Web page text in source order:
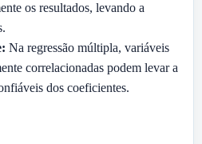
os resultados, levando a
Na regressão múltipla, variáveis
correlacionadas podem levar a
dos coeficientes.